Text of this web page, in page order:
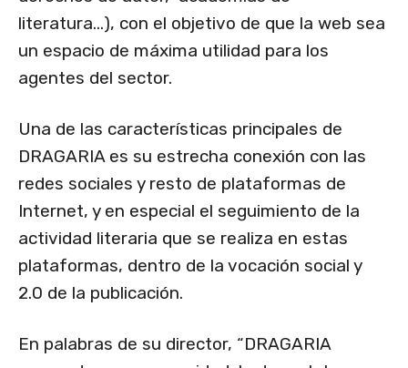
literatura…), con el objetivo de que la web sea
un espacio de máxima utilidad para los
agentes del sector.
Una de las características principales de
DRAGARIA es su estrecha conexión con las
redes sociales y resto de plataformas de
Internet, y en especial el seguimiento de la
actividad literaria que se realiza en estas
plataformas, dentro de la vocación social y
2.0 de la publicación.
En palabras de su director, “DRAGARIA